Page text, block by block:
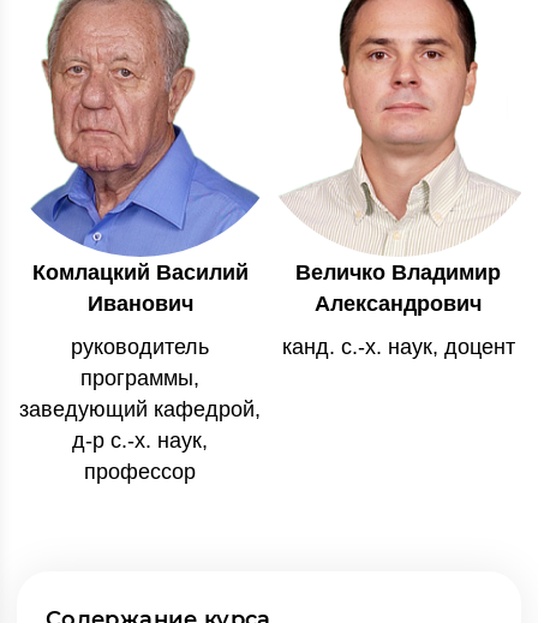
Комлацкий Василий
Иванович
руководитель
программы,
заведующий кафедрой,
д-р с.-х. наук,
профессор
Величко Владимир
Александрович
канд. с.-х. наук, доцент